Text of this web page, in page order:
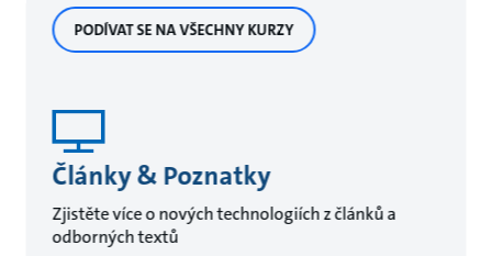
PODÍVAT SE NA VŠECHNY KURZY
Články & Poznatky
Zjistěte více o nových technologiích z článků a
odborných textů